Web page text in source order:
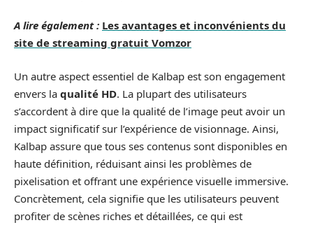
A lire également : Les avantages et inconvénients du
site de streaming gratuit Vomzor
Un autre aspect essentiel de Kalbap est son engagement
envers la qualité HD. La plupart des utilisateurs
s’accordent à dire que la qualité de l’image peut avoir un
impact significatif sur l’expérience de visionnage. Ainsi,
Kalbap assure que tous ses contenus sont disponibles en
haute définition, réduisant ainsi les problèmes de
pixelisation et offrant une expérience visuelle immersive.
Concrètement, cela signifie que les utilisateurs peuvent
profiter de scènes riches et détaillées, ce qui est